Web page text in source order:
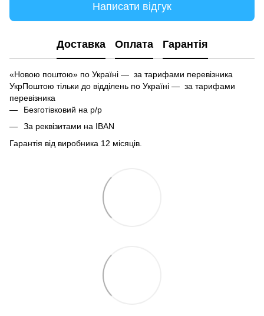
Написати відгук
Доставка Оплата Гарантія
«Новою поштою» по Україні — за тарифами перевізника
УкрПоштою тільки до відділень по Україні — за тарифами
перевізника
Безготівковий на р/р
За реквізитами на IBAN
Гарантія від виробника 12 місяців.